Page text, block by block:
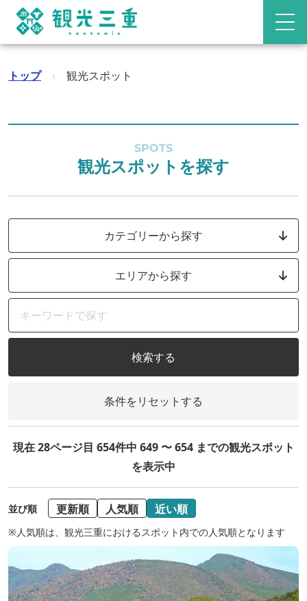
トップ › 観光スポット
SPOTS
観光スポットを探す
カテゴリーから探す
エリアから探す
検索する
条件をリセットする
現在 28ページ目 654件中 649 〜 654 までの観光スポット
を表示中
並び順 更新順 人気順 近い順
※人気順は、観光三重におけるスポット内での人気順となります